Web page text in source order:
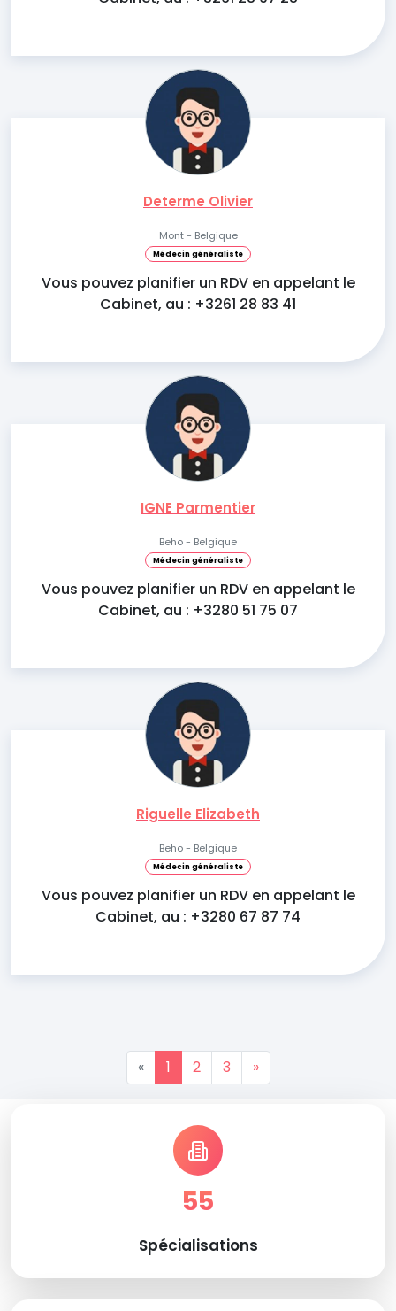
Determe Olivier
Mont - Belgique
Médecin généraliste
Vous pouvez planifier un RDV en appelant le
Cabinet, au : +3261 28 83 41
IGNE Parmentier
Beho - Belgique
Médecin généraliste
Vous pouvez planifier un RDV en appelant le
Cabinet, au : +3280 51 75 07
Riguelle Elizabeth
Beho - Belgique
Médecin généraliste
Vous pouvez planifier un RDV en appelant le
Cabinet, au : +3280 67 87 74
« 1 2 3 »
55
Spécialisations